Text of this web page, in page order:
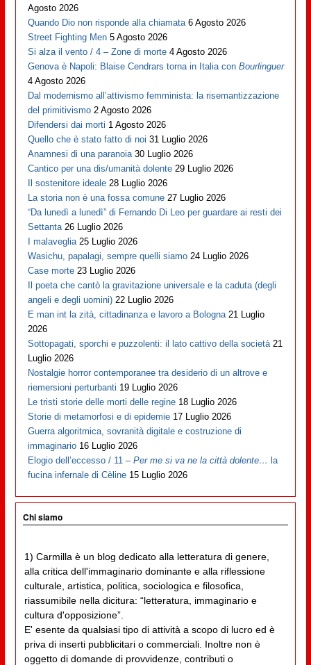
Agosto 2026
Quando Dio non risponde alla chiamata 6 Agosto 2026
Street Fighting Men 5 Agosto 2026
Si alza il vento / 4 – Zone di morte 4 Agosto 2026
Genova è Napoli: Blaise Cendrars torna in Italia conBourlinguer
4 Agosto 2026
Dal modernismo all’attivismo femminista: la risemantizzazione
del primitivismo 2 Agosto 2026
Difendersi dai morti 1 Agosto 2026
Quello che è stato fatto di noi 31 Luglio 2026
Anamnesi di una paranoia 30 Luglio 2026
Cantico per una dis/umanità dolente 29 Luglio 2026
Il sostenitore ideale 28 Luglio 2026
La storia non è una fossa comune 27 Luglio 2026
“Da lunedì a lunedì” di Fernando Di Leo per guardare ai resti dei
Settanta 26 Luglio 2026
I malaveglia 25 Luglio 2026
Wasichu, papalagi, sempre quelli siamo 24 Luglio 2026
Case morte 23 Luglio 2026
Il poeta che cantò la gravitazione universale e la caduta (degli
angeli e degli uomini) 22 Luglio 2026
E man int la zità, cittadinanza e lavoro a Bologna 21 Luglio
2026
Sottopagati, sporchi e puzzolenti: il lato cattivo della società 21
Luglio 2026
Nostalgie horror contemporanee tra desiderio di un altrove e
riemersioni perturbanti 19 Luglio 2026
Le tristi storie delle morti delle regine 18 Luglio 2026
Storie di metamorfosi e di epidemie 17 Luglio 2026
Guerra algoritmica, sovranità digitale e costruzione di
immaginario 16 Luglio 2026
Elogio dell’eccesso / 11 –Per me si va ne la città dolente… la
fucina infernale di Cèline 15 Luglio 2026
Chi siamo
1) Carmilla è un blog dedicato alla letteratura di genere,
alla critica dell'immaginario dominante e alla riflessione
culturale, artistica, politica, sociologica e filosofica,
riassumibile nella dicitura: “letteratura, immaginario e
cultura d'opposizione”.
E' esente da qualsiasi tipo di attività a scopo di lucro ed è
priva di inserti pubblicitari o commerciali. Inoltre non è
oggetto di domande di provvidenze, contributi o